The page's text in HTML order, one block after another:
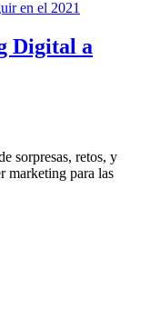
Digital a
sorpresas, retos, y
marketing para las